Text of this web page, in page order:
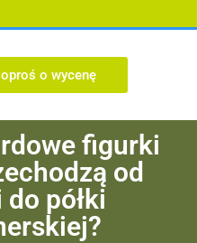
o wycenę
figurki
od
półki